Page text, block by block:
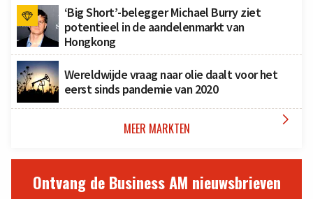
‘Big Short’-belegger Michael Burry ziet
potentieel in de aandelenmarkt van
Hongkong
Wereldwijde vraag naar olie daalt voor het
eerst sinds pandemie van 2020
MEER MARKTEN 
Ontvang de Business AM nieuwsbrieven